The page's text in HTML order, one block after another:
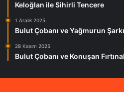
Keloğlan ile Sihirli Tencere
1 Aralık 2025
Bulut Çobanı ve Yağmurun
28 Kasım 2025
Bulut Çobanı ve Konuşan